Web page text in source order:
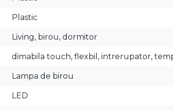
Plastic
Living, birou, dormitor
dimabila touch, flexbil, intrerupator,
Lampa de birou
LED